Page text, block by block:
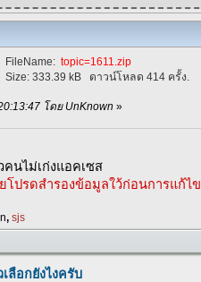
FileName:topic=1611.zip
Size:333.39 kB ดาวน์โหลด 414 ครั้ง.
โดย UnKnown »
นไม่เก่งแอคเซส
โปรดสำรองข้อมูลใว้ก่อนการแก้ไข
,sjs
ลือกยังไงครับ